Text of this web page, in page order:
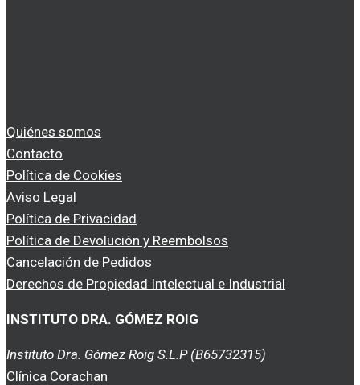
Quiénes somos
Contacto
Política de Cookies
Aviso Legal
Política de Privacidad
Política de Devolución y Reembolsos
Cancelación de Pedidos
Derechos de Propiedad Intelectual e Industrial
INSTITUTO DRA. GÓMEZ ROIG
Instituto Dra. Gómez Roig S.L.P (B65732315)
Clínica Corachan